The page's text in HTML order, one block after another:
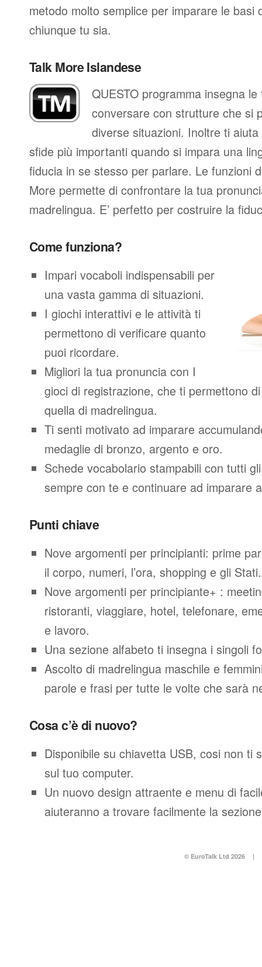
metodo molto semplice per imparare le basi
chiunque tu sia.
Talk More Islandese
QUESTO programma insegna
conversare con strutture che si
diverse situazioni. Inoltre ti
sfide più importanti quando si impara una
fiducia in se stesso per parlare. Le funzioni
More permette di confrontare la tua
madrelingua. E’ perfetto per costruire la
Come funziona?
Impari vocaboli indispensabili per
una vasta gamma di situazioni.
I giochi interattivi e le attività ti
permettono di verificare quanto
puoi ricordare.
Migliori la tua pronuncia con I
gioci di registrazione, che ti permettono
quella di madrelingua.
Ti senti motivato ad imparare
medaglie di bronzo, argento e oro.
Schede vocabolario stampabili con tutti
sempre con te e continuare ad imparare
Punti chiave
Nove argomenti per principianti: prime
il corpo, numeri, l’ora, shopping e gli Stati.
Nove argomenti per principiante+ :
ristoranti, viaggiare, hotel, telefonare,
e lavoro.
Una sezione alfabeto ti insegna i singoli
Ascolto di madrelingua maschile e
parole e frasi per tutte le volte che sarà
Cosa c’è di nuovo?
Disponibile su chiavetta USB, cosi non ti
sul tuo computer.
Un nuovo design attraente e menu di
aiuteranno a trovare facilmente la
© EuroTalk Ltd 2026 |